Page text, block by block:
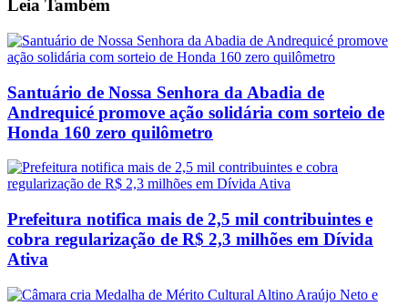
Leia Também
Santuário de Nossa Senhora da Abadia de
Andrequicé promove ação solidária com sorteio de
Honda 160 zero quilômetro
Prefeitura notifica mais de 2,5 mil contribuintes e
cobra regularização de R$ 2,3 milhões em Dívida
Ativa